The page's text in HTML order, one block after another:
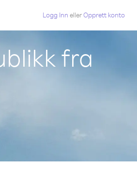
Logg Inn ellerOpprett konto
fra